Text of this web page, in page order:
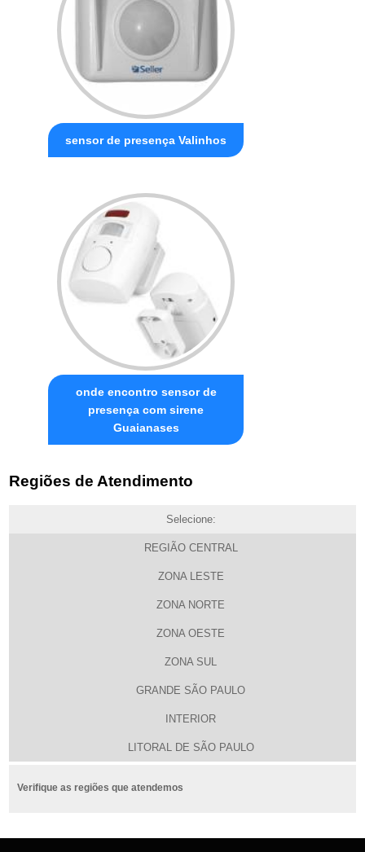
sensor de presença Valinhos
onde encontro sensor de
presença com sirene
Guaianases
Regiões de Atendimento
Selecione:
REGIÃO CENTRAL
ZONA LESTE
ZONA NORTE
ZONA OESTE
ZONA SUL
GRANDE SÃO PAULO
INTERIOR
LITORAL DE SÃO PAULO
Verifique as regiões que atendemos